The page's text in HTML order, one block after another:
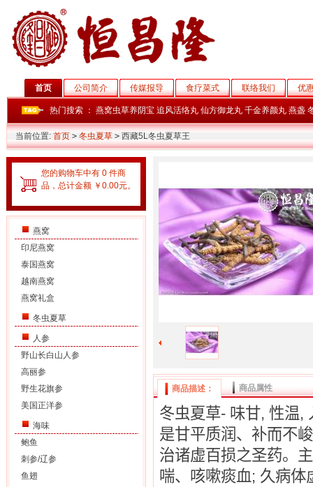
首页 公司简介 传媒报导 食疗菜式 联络我们 优
热门搜索 ： 燕窝虫草养阴宝 追风活络丸 仙方御龙丸 千金养颜丸 燕盏
当前位置: 首页 > 冬虫夏草 >西藏5L冬虫夏草王
您的购物车中有 0 件商
品，总计金额 ￥0.00元。
燕窝
印尼燕窝
泰国燕窝
越南燕窝
燕窝礼盒
冬虫夏草
人参
野山长白山人参
高丽参
野生花旗参
美国正洋参
海味
鲍鱼
刺参/辽参
鱼翅
商品描述： 商品属性
冬虫夏草- 味甘, 性温,
是甘平质润、补而不
治诸虚百损之圣药。
喘、咳嗽痰血; 久病体